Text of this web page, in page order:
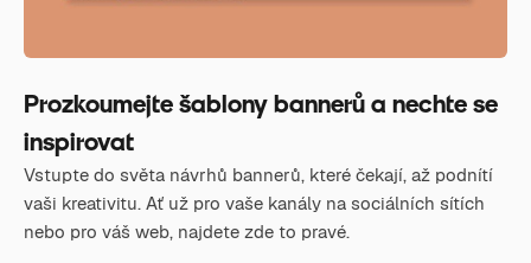
Prozkoumejte šablony bannerů a nechte se
inspirovat
Vstupte do světa návrhů bannerů, které čekají, až podnítí
vaši kreativitu. Ať už pro vaše kanály na sociálních sítích
nebo pro váš web, najdete zde to pravé.